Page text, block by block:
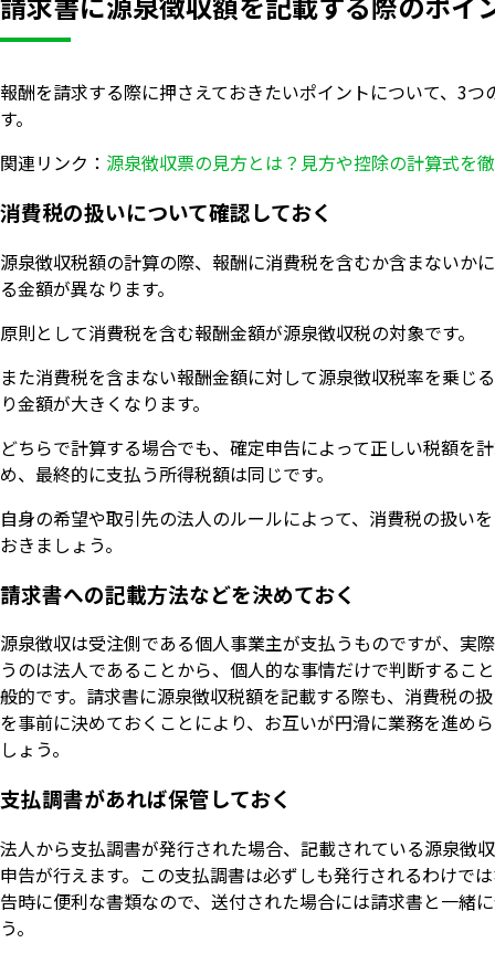
報酬を請求する際に押さえておきたいポイントについて、3つ
す。
関連リンク： 源泉徴収票の見方とは？見方や控除の計算式を
消費税の扱いについて確認しておく
源泉徴収税額の計算の際、報酬に消費税を含むか含まないか
る金額が異なります。
原則として消費税を含む報酬金額が源泉徴収税の対象です。
また消費税を含まない報酬金額に対して源泉徴収税率を乗じ
り金額が大きくなります。
どちらで計算する場合でも、確定申告によって正しい税額を
め、最終的に支払う所得税額は同じです。
自身の希望や取引先の法人のルールによって、消費税の扱い
おきましょう。
請求書への記載方法などを決めておく
源泉徴収は受注側である個人事業主が支払うものですが、実
うのは法人であることから、個人的な事情だけで判断するこ
般的です。請求書に源泉徴収税額を記載する際も、消費税の
を事前に決めておくことにより、お互いが円滑に業務を進め
しょう。
支払調書があれば保管しておく
法人から支払調書が発行された場合、記載されている源泉徴
申告が行えます。この支払調書は必ずしも発行されるわけで
告時に便利な書類なので、送付された場合には請求書と一緒
う。